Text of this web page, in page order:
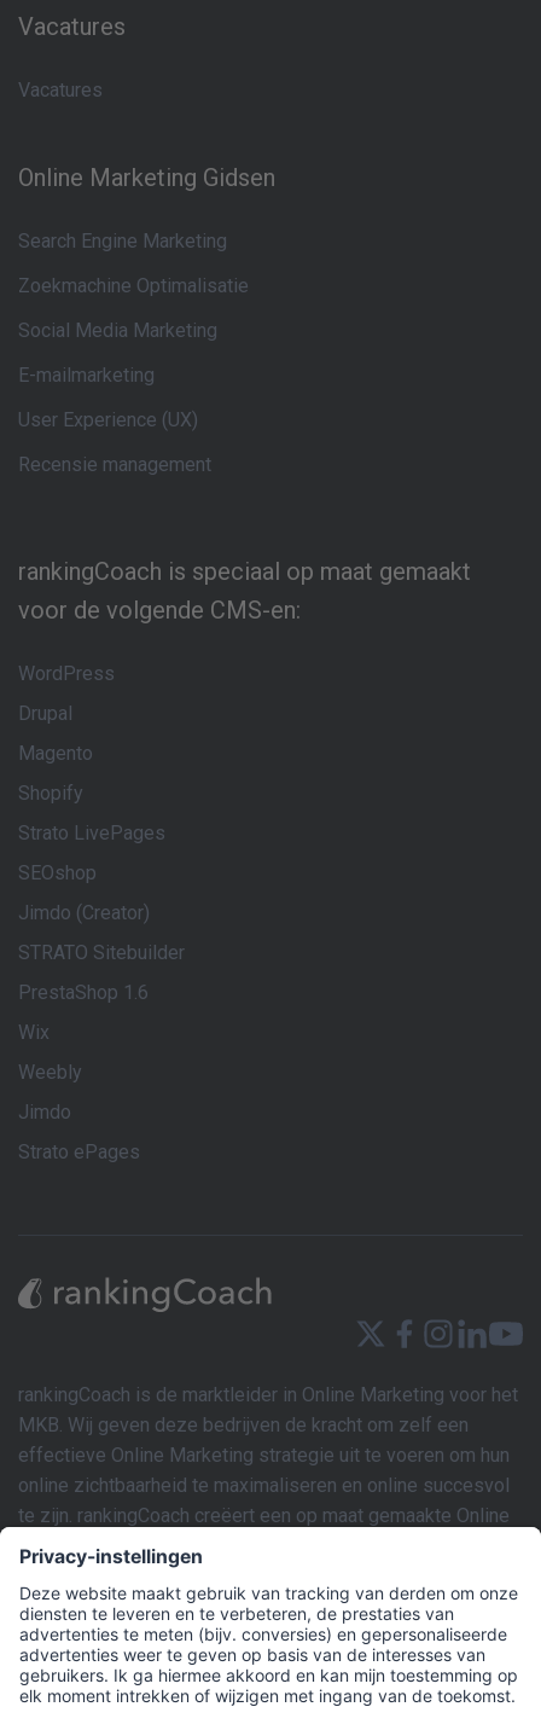
Vacatures
Vacatures
Online Marketing Gidsen
Search Engine Marketing
Zoekmachine Optimalisatie
Social Media Marketing
E-mailmarketing
User Experience (UX)
Recensie management
rankingCoach is speciaal op maat gemaakt
voor de volgende CMS-en:
WordPress
Drupal
Magento
Shopify
Strato LivePages
SEOshop
Jimdo (Creator)
STRATO Sitebuilder
PrestaShop 1.6
Wix
Weebly
Jimdo
Strato ePages
rankingCoach is de marktleider in Online Marketing voor het
MKB. Wij geven deze bedrijven de kracht om zelf een
effectieve Online Marketing strategie uit te voeren om hun
online zichtbaarheid te maximaliseren en online succesvol
te zijn. rankingCoach creëert een op maat gemaakte Online
Marketing strategie gebaseerd op de individuele behoeften
van de website van elk bedrijf. Dit marketingplan kan
vervolgens eenvoudig worden geïmplementeerd door de
gebruiker met de intuïtieve SEM- en SEO-tools van de
applicatie en gemakkelijk te volgen stapsgewijze
videotutorials en AI-gestuurde technologie. rankingCoach